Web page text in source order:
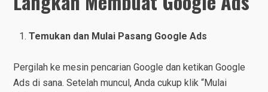
Temukan dan Mulai Pasang Google Ads
Pergilah ke mesin pencarian Google dan ketikan Google
Ads di sana. Setelah muncul, Anda cukup klik “Mulai